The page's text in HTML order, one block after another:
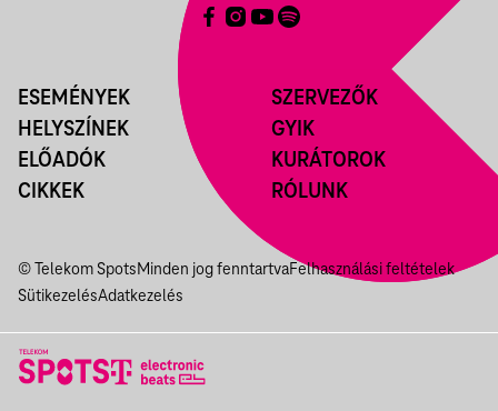
ESEMÉNYEK
HELYSZÍNEK
ELŐADÓK
CIKKEK
SZERVEZŐK
GYIK
KURÁTOROK
RÓLUNK
© Telekom SpotsMinden jog fenntartvaFelhasználási feltételek
SütikezelésAdatkezelés